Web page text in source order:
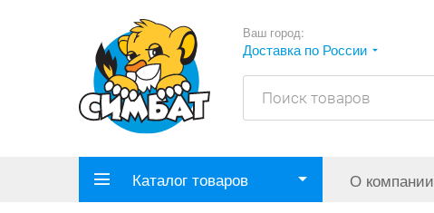
Ваш город:
Доставка по России
Каталог товаров О компании